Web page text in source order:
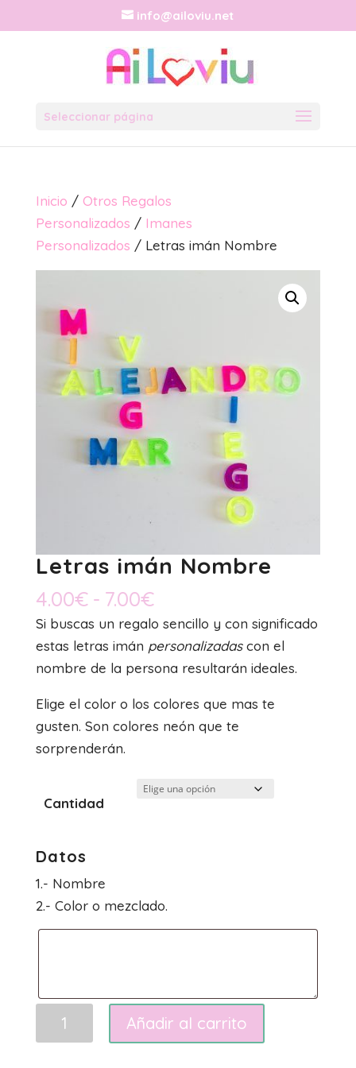
info@ailoviu.net
Seleccionar página
Inicio / Otros Regalos
Personalizados / Imanes
Personalizados / Letras imán Nombre
Letras imán Nombre
4.00€ - 7.00€Rango
de
precios:
desde
hasta
7.00€
Si buscas un regalo sencillo y con significado
estas letras imán personalizadascon el
nombre de la persona resultarán ideales.
Elige el color o los colores que mas te
gusten. Son colores neón que te
sorprenderán.
Cantidad
Datos
1.- Nombre
2.- Color o mezclado.
Letras
Añadir al carrito